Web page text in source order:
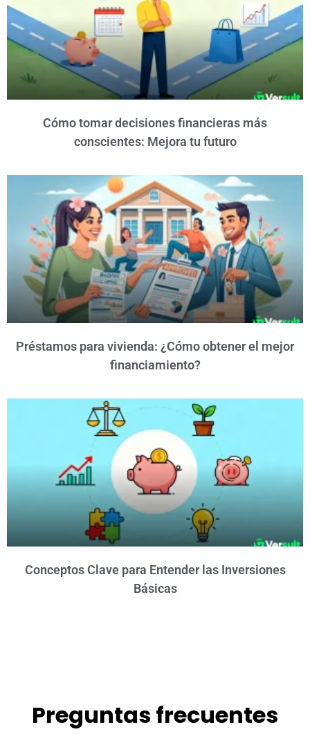
Cómo tomar decisiones financieras más
conscientes: Mejora tu futuro
Préstamos para vivienda: ¿Cómo obtener el mejor
financiamiento?
Conceptos Clave para Entender las Inversiones
Básicas
Preguntas frecuentes